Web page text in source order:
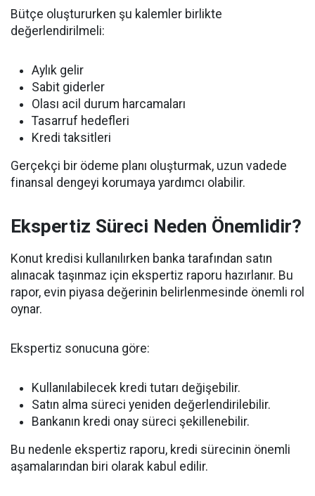
Bütçe oluştururken şu kalemler birlikte
değerlendirilmeli:
Aylık gelir
Sabit giderler
Olası acil durum harcamaları
Tasarruf hedefleri
Kredi taksitleri
Gerçekçi bir ödeme planı oluşturmak, uzun vadede
finansal dengeyi korumaya yardımcı olabilir.
Ekspertiz Süreci Neden Önemlidir?
Konut kredisi kullanılırken banka tarafından satın
alınacak taşınmaz için ekspertiz raporu hazırlanır. Bu
rapor, evin piyasa değerinin belirlenmesinde önemli rol
oynar.
Ekspertiz sonucuna göre:
Kullanılabilecek kredi tutarı değişebilir.
Satın alma süreci yeniden değerlendirilebilir.
Bankanın kredi onay süreci şekillenebilir.
Bu nedenle ekspertiz raporu, kredi sürecinin önemli
aşamalarından biri olarak kabul edilir.